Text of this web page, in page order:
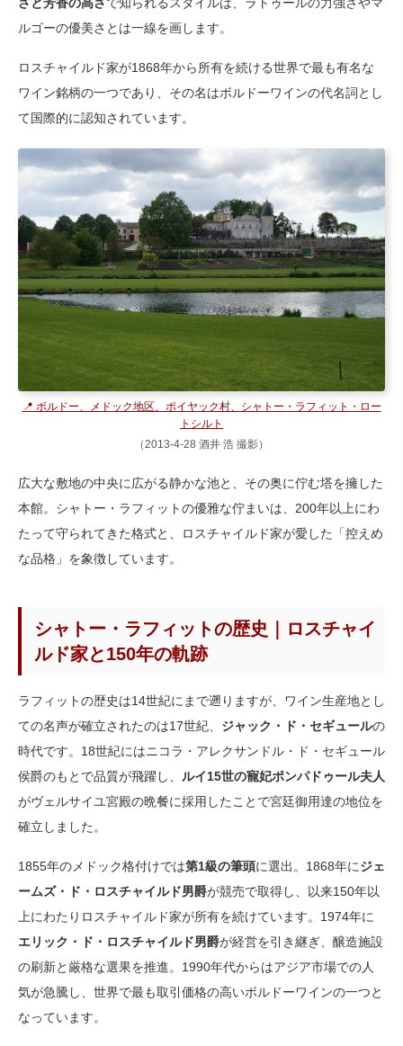
ルゴーの優美さとは一線を画します。
ロスチャイルド家が1868年から所有を続ける世界で最も有名な
ワイン銘柄の一つであり、その名はボルドーワインの代名詞とし
て国際的に認知されています。
📍 ボルドー、メドック地区、ポイヤック村、シャトー・ラフィット・ロー
トシルト
（2013-4-28 酒井 浩 撮影）
広大な敷地の中央に広がる静かな池と、その奥に佇む塔を擁した
本館。シャトー・ラフィットの優雅な佇まいは、200年以上にわ
たって守られてきた格式と、ロスチャイルド家が愛した「控えめ
な品格」を象徴しています。
シャトー・ラフィットの歴史｜ロスチャイ
ルド家と150年の軌跡
ラフィットの歴史は14世紀にまで遡りますが、ワイン生産地とし
ての名声が確立されたのは17世紀、 ジャック・ド・セギュールの
時代です。18世紀にはニコラ・アレクサンドル・ド・セギュール
侯爵のもとで品質が飛躍し、 ルイ15世の寵妃ポンパドゥール夫人
がヴェルサイユ宮殿の晩餐に採用したことで宮廷御用達の地位を
確立しました。
1855年のメドック格付けでは第1級の筆頭に選出。1868年にジェ
ームズ・ド・ロスチャイルド男爵が競売で取得し、以来150年以
上にわたりロスチャイルド家が所有を続けています。1974年に
エリック・ド・ロスチャイルド男爵が経営を引き継ぎ、醸造施設
の刷新と厳格な選果を推進。1990年代からはアジア市場での人
気が急騰し、世界で最も取引価格の高いボルドーワインの一つと
なっています。